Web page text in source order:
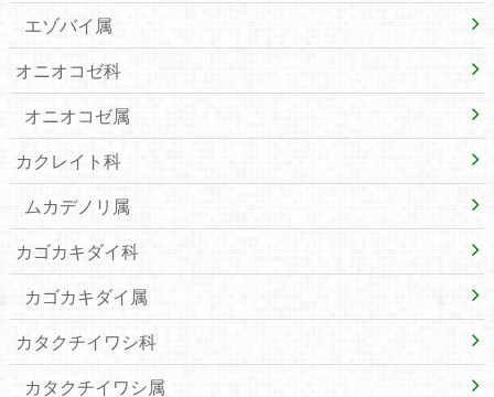
エゾバイ属
オニオコゼ科
オニオコゼ属
カクレイト科
ムカデノリ属
カゴカキダイ科
カゴカキダイ属
カタクチイワシ科
カタクチイワシ属